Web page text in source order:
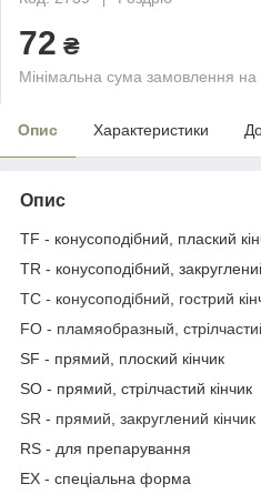
72 ₴
Мінімальна сума замовлення
Опис Характеристики
Опис
TF - конусоподібний, плаский
TR - конусоподібний,
TC - конусоподібний, гострий
FO - пламяобразный,
SF - прямий, плоский кінчик
SO - прямий, стрілчастий кінчик
SR - прямий, закруглений кінчик
RS - для препарування
EX - спеціальна форма